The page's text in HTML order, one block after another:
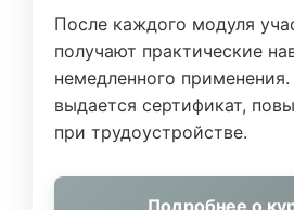
После каждого модуля
получают практические
немедленного
выдается сертификат,
при трудоустройстве.
Подробнее о